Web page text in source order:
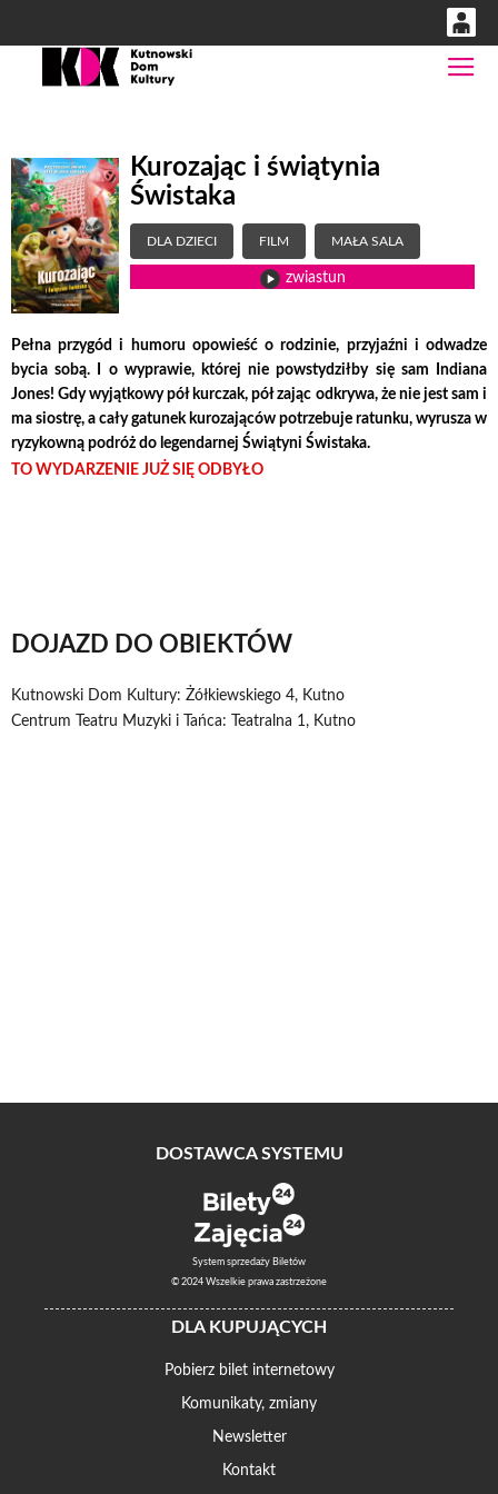
14 53
Kurozając i świątynia
Świstaka
DLA DZIECI FILM MAŁA SALA
zwiastun
Pełna przygód i humoru opowieść o rodzinie, przyjaźni i odwadze
bycia sobą. I o wyprawie, której nie powstydziłby się sam Indiana
Jones! Gdy wyjątkowy pół kurczak, pół zając odkrywa, że nie jest sam i
ma siostrę, a cały gatunek kurozająców potrzebuje ratunku, wyrusza w
ryzykowną podróż do legendarnej Świątyni Świstaka.
TO WYDARZENIE JUŻ SIĘ ODBYŁO
DOJAZD DO OBIEKTÓW
Kutnowski Dom Kultury: Żółkiewskiego 4, Kutno
Centrum Teatru Muzyki i Tańca: Teatralna 1, Kutno
DOSTAWCA SYSTEMU
System sprzedaży Biletów
© 2024 Wszelkie prawa zastrzeżone
DLA KUPUJĄCYCH
Pobierz bilet internetowy
Komunikaty, zmiany
Newsletter
Kontakt